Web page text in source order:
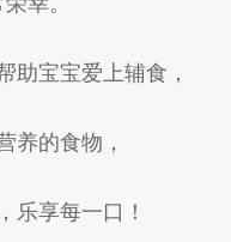
助宝宝爱上辅食，
养的食物，
乐享每一口！